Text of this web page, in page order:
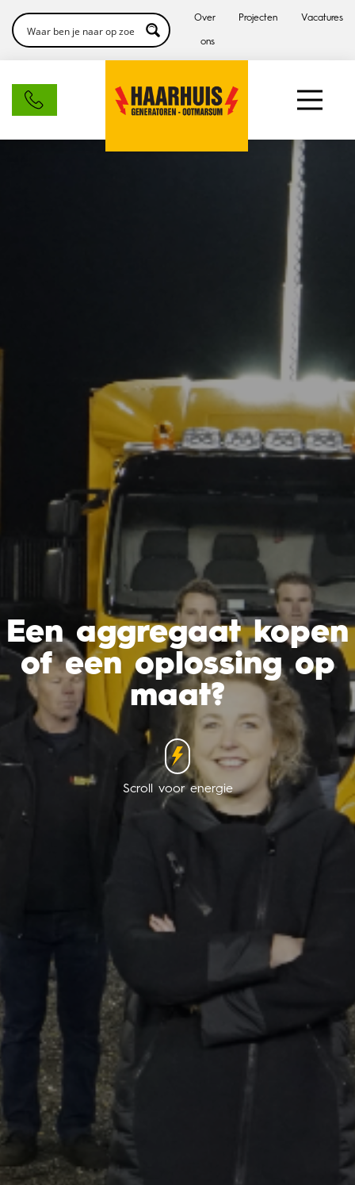
Over
ons
Projecten Vacatures
Een aggregaat kopen
of een oplossing op
maat?
Scroll voor energie